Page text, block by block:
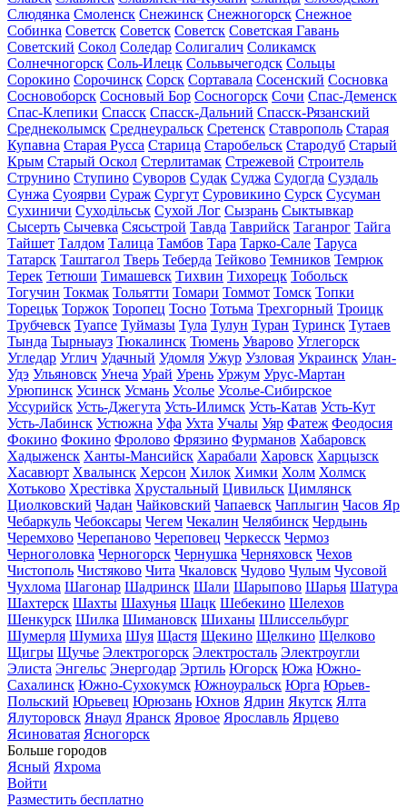
Слюдянка Смоленск Снежинск Снежногорск Снежное
Собинка Советск Советск Советск Советская Гавань
Советский Сокол Соледар Солигалич Соликамск
Солнечногорск Соль-Илецк Сольвычегодск Сольцы
Сорокино Сорочинск Сорск Сортавала Сосенский Сосновка
Сосновоборск Сосновый Бор Сосногорск Сочи Спас-Деменск
Спас-Клепики Спасск Спасск-Дальний Спасск-Рязанский
Среднеколымск Среднеуральск Сретенск Ставрополь Старая
Купавна Старая Русса Старица Старобельск Стародуб Старый
Крым Старый Оскол Стерлитамак Стрежевой Строитель
Струнино Ступино Суворов Судак Суджа Судогда Суздаль
Сунжа Суоярви Сураж Сургут Суровикино Сурск Сусуман
Сухиничи Суходільськ Сухой Лог Сызрань Сыктывкар
Сысерть Сычевка Сясьстрой Тавда Таврийск Таганрог Тайга
Тайшет Талдом Талица Тамбов Тара Тарко-Сале Таруса
Татарск Таштагол Тверь Теберда Тейково Темников Темрюк
Терек Тетюши Тимашевск Тихвин Тихорецк Тобольск
Тогучин Токмак Тольятти Томари Томмот Томск Топки
Торецьк Торжок Торопец Тосно Тотьма Трехгорный Троицк
Трубчевск Туапсе Туймазы Тула Тулун Туран Туринск Тутаев
Тында Тырныауз Тюкалинск Тюмень Уварово Углегорск
Угледар Углич Удачный Удомля Ужур Узловая Украинск Улан-
Удэ Ульяновск Унеча Урай Урень Уржум Урус-Мартан
Урюпинск Усинск Усмань Усолье Усолье-Сибирское
Уссурийск Усть-Джегута Усть-Илимск Усть-Катав Усть-Кут
Усть-Лабинск Устюжна Уфа Ухта Учалы Уяр Фатеж Феодосия
Фокино Фокино Фролово Фрязино Фурманов Хабаровск
Хадыженск Ханты-Мансийск Харабали Харовск Харцызск
Хасавюрт Хвалынск Херсон Хилок Химки Холм Холмск
Хотьково Хрестівка Хрустальный Цивильск Цимлянск
Циолковский Чадан Чайковский Чапаевск Чаплыгин Часов Яр
Чебаркуль Чебоксары Чегем Чекалин Челябинск Чердынь
Черемхово Черепаново Череповец Черкесск Чермоз
Черноголовка Черногорск Чернушка Черняховск Чехов
Чистополь Чистяково Чита Чкаловск Чудово Чулым Чусовой
Чухлома Шагонар Шадринск Шали Шарыпово Шарья Шатура
Шахтерск Шахты Шахунья Шацк Шебекино Шелехов
Шенкурск Шилка Шимановск Шиханы Шлиссельбург
Шумерля Шумиха Шуя Щастя Щекино Щелкино Щелково
Щигры Щучье Электрогорск Электросталь Электроугли
Элиста Энгельс Энергодар Эртиль Югорск Южа Южно-
Сахалинск Южно-Сухокумск Южноуральск Юрга Юрьев-
Польский Юрьевец Юрюзань Юхнов Ядрин Якутск Ялта
Ялуторовск Янаул Яранск Яровое Ярославль Ярцево
Ясиноватая Ясногорск
Больше городов
Ясный Яхрома
Войти
Разместить бесплатно